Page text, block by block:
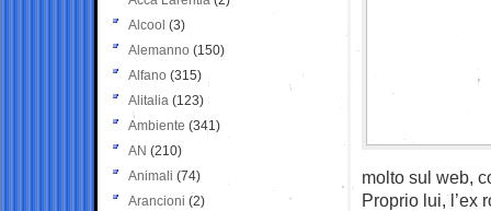
molto sul web,
Proprio lui, l’ex
Alcool (3)
Alemanno (150)
Alfano (315)
Alitalia (123)
Ambiente (341)
AN (210)
Animali (74)
Arancioni (2)